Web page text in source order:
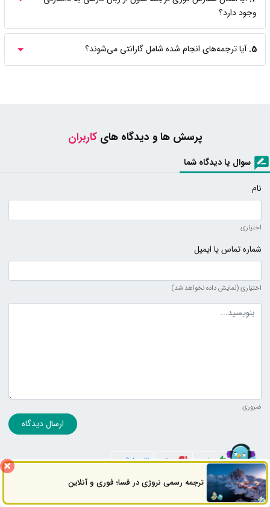
وجود دارد؟
5. آیا ترجمه‌های انجام شده شامل گارانتی می‌شوند؟
پرسش ها و دیدگاه هایکاربران
سوال یا دیدگاه شما
نام
اختیاری
شماره تماس یا ایمیل
اختیاری (نمایش داده نخواهد شد)
متن دیدگاه
ضروری
ارسال دیدگاه
به ترتیب مثبت منفی تاریخ ثبت
کارشناس اشراق
ترجمه رسمی نروژی در فسا؛ فوری و آنلاینراه های ارتباطی